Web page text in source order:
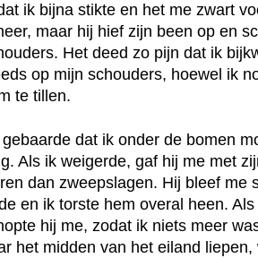
ik bijna stikte en het me zwart
maar hij hief zijn been op en
Het deed zo pijn dat ik
op mijn schouders, hoewel ik
te tillen.
gebaarde dat ik onder de bomen
Als ik weigerde, gaf hij me met
dan zweepslagen. Hij bleef me
en ik torste hem overal heen.
hij me, zodat ik niets meer
het midden van het eiland